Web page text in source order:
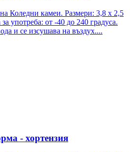
Коледни камеи. Размери: 3,8 x 2,5
употреба: от -40 до 240 градуса.
и се изсушава на въздух....
- хортензия